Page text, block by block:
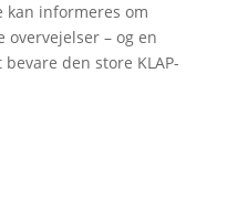
informeres om
overvejelser – og en
den store KLAP-